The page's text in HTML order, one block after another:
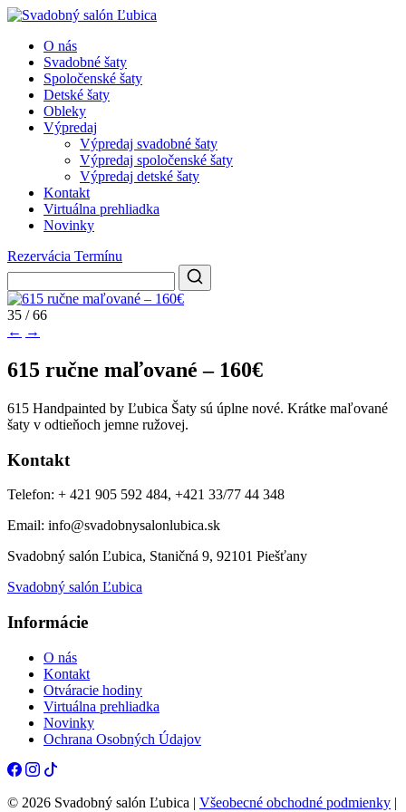
O nás
Svadobné šaty
Spoločenské šaty
Detské šaty
Obleky
Výpredaj
Výpredaj svadobné šaty
Výpredaj spoločenské šaty
Výpredaj detské šaty
Kontakt
Virtuálna prehliadka
Novinky
Rezervácia Termínu
35 / 66
← →
615 ručne maľované – 160€
615 Handpainted by Ľubica Šaty sú úplne nové. Krátke maľované
šaty v odtieňoch jemne ružovej.
Kontakt
Telefon: + 421 905 592 484, +421 33/77 44 348
Email: info@svadobnysalonlubica.sk
Svadobný salón Ľubica, Staničná 9, 92101 Piešťany
Svadobný salón Ľubica
Informácie
O nás
Kontakt
Otváracie hodiny
Virtuálna prehliadka
Novinky
Ochrana Osobných Údajov
© 2026 Svadobný salón Ľubica | Všeobecné obchodné podmienky |